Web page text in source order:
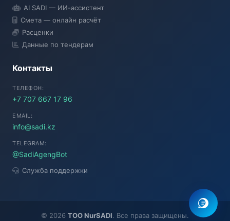
AI SADI — ИИ-ассистент
Смета — онлайн расчёт
Расценки
Данные по тендерам
Контакты
ТЕЛЕФОН:
+7 707 667 17 96
EMAIL:
info@sadi.kz
TELEGRAM:
@SadiAgengBot
Служба поддержки
© 2026 TOO NurSADI. Все права защищены.